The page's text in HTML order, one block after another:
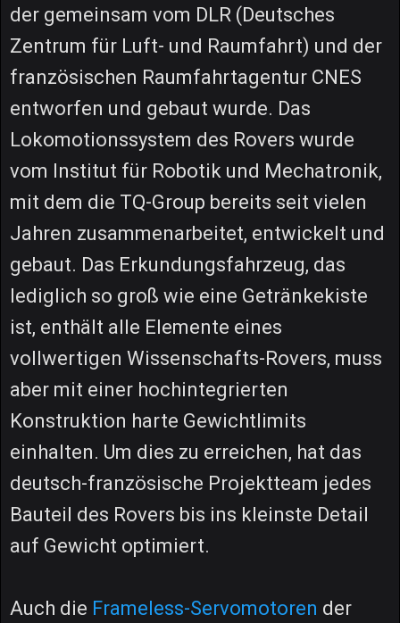
der gemeinsam vom DLR (Deutsches
Zentrum für Luft- und Raumfahrt) und der
französischen Raumfahrtagentur CNES
entworfen und gebaut wurde. Das
Lokomotionssystem des Rovers wurde
vom Institut für Robotik und Mechatronik,
mit dem die TQ-Group bereits seit vielen
Jahren zusammenarbeitet, entwickelt und
gebaut. Das Erkundungsfahrzeug, das
lediglich so groß wie eine Getränkekiste
ist, enthält alle Elemente eines
vollwertigen Wissenschafts-Rovers, muss
aber mit einer hochintegrierten
Konstruktion harte Gewichtlimits
einhalten. Um dies zu erreichen, hat das
deutsch-französische Projektteam jedes
Bauteil des Rovers bis ins kleinste Detail
auf Gewicht optimiert.
Auch die Frameless-Servomotoren der